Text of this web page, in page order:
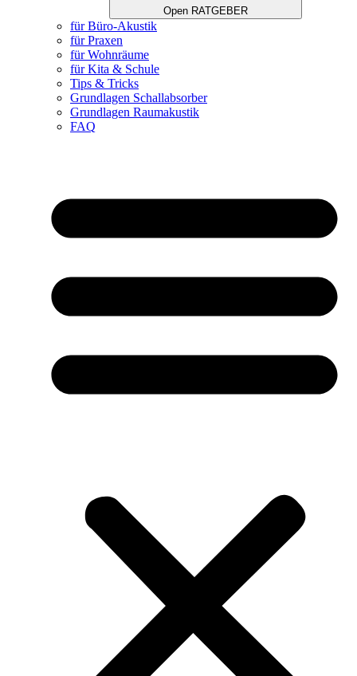
Open RATGEBER
für Büro-Akustik
für Praxen
für Wohnräume
für Kita & Schule
Tips & Tricks
Grundlagen Schallabsorber
Grundlagen Raumakustik
FAQ